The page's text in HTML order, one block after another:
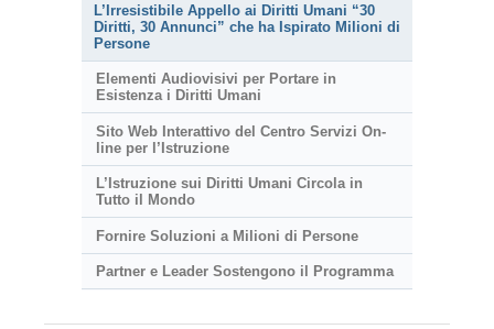
L’Irresistibile Appello ai Diritti Umani “30
Diritti, 30 Annunci” che ha Ispirato Milioni di
Persone
Elementi Audiovisivi per Portare in
Esistenza i Diritti Umani
Sito Web Interattivo del Centro Servizi On-
line per l’Istruzione
L’Istruzione sui Diritti Umani Circola in
Tutto il Mondo
Fornire Soluzioni a Milioni di Persone
Partner e Leader Sostengono il Programma